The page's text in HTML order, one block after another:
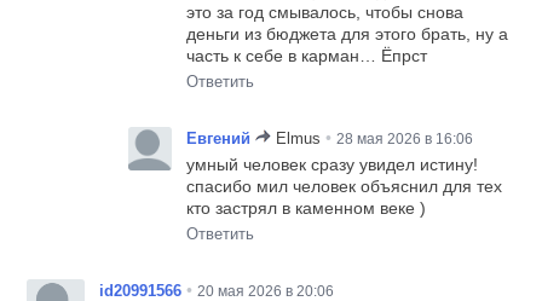
это за год смывалось, чтобы снова
деньги из бюджета для этого брать, ну а
часть к себе в карман… Ёпрст
Ответить
Евгений Elmus • 28 мая 2026 в 16:06
умный человек сразу увидел истину!
спасибо мил человек объяснил для тех
кто застрял в каменном веке )
Ответить
id20991566 • 20 мая 2026 в 20:06